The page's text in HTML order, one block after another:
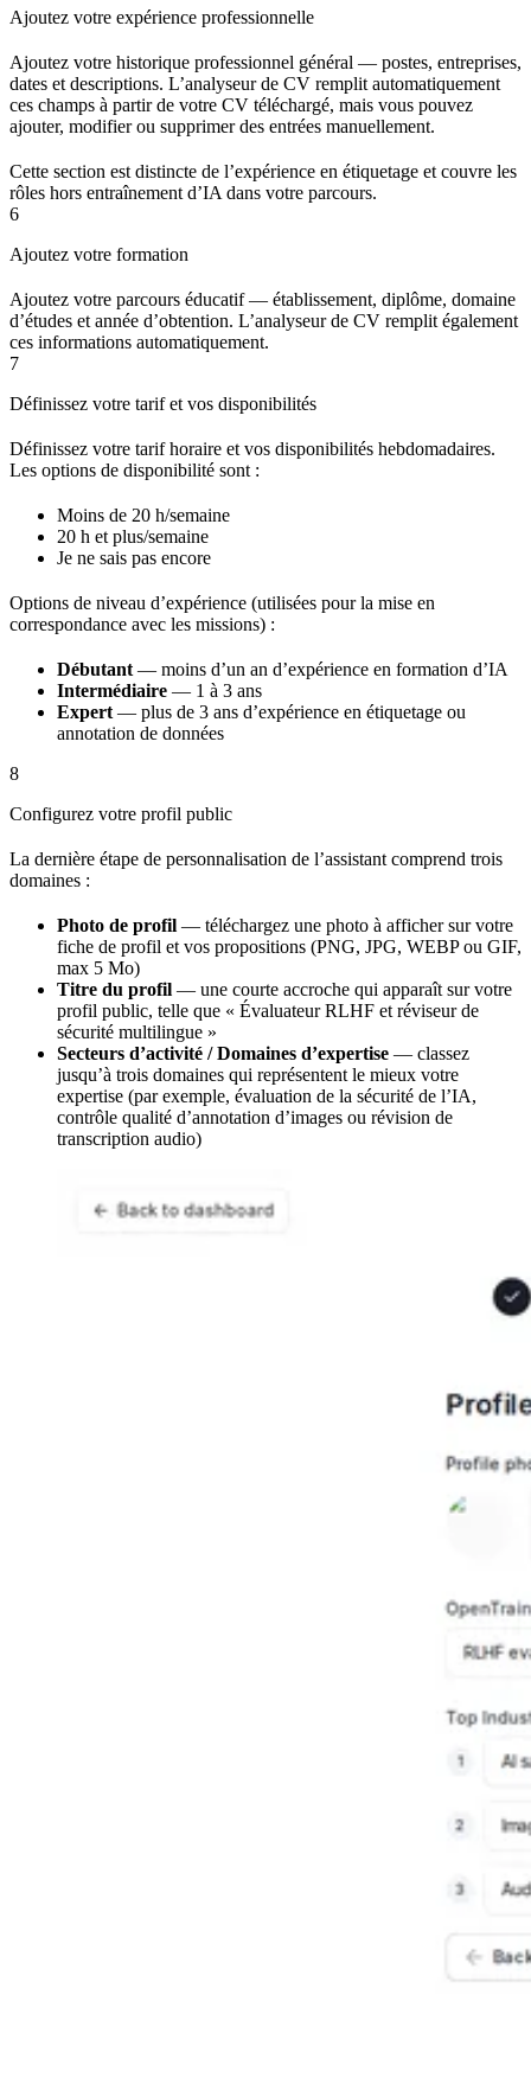
Ajoutez votre expérience professionnelle
Ajoutez votre historique professionnel général — postes, entreprises,
dates et descriptions. L’analyseur de CV remplit automatiquement
ces champs à partir de votre CV téléchargé, mais vous pouvez
ajouter, modifier ou supprimer des entrées manuellement.
Cette section est distincte de l’expérience en étiquetage et couvre les
rôles hors entraînement d’IA dans votre parcours.
6
Ajoutez votre formation
Ajoutez votre parcours éducatif — établissement, diplôme, domaine
d’études et année d’obtention. L’analyseur de CV remplit également
ces informations automatiquement.
7
Définissez votre tarif et vos disponibilités
Définissez votre tarif horaire et vos disponibilités hebdomadaires.
Les options de disponibilité sont :
Moins de 20 h/semaine
20 h et plus/semaine
Je ne sais pas encore
Options de niveau d’expérience (utilisées pour la mise en
correspondance avec les missions) :
Débutant — moins d’un an d’expérience en formation d’IA
Intermédiaire — 1 à 3 ans
Expert — plus de 3 ans d’expérience en étiquetage ou
annotation de données
8
Configurez votre profil public
La dernière étape de personnalisation de l’assistant comprend trois
domaines :
Photo de profil — téléchargez une photo à afficher sur votre
fiche de profil et vos propositions (PNG, JPG, WEBP ou GIF,
max 5 Mo)
Titre du profil — une courte accroche qui apparaît sur votre
profil public, telle que « Évaluateur RLHF et réviseur de
sécurité multilingue »
Secteurs d’activité / Domaines d’expertise — classez
jusqu’à trois domaines qui représentent le mieux votre
expertise (par exemple, évaluation de la sécurité de l’IA,
contrôle qualité d’annotation d’images ou révision de
transcription audio)